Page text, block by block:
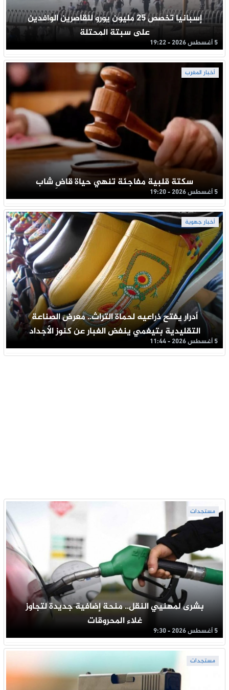
إسبانيا تخصص 25 مليون يورو للقاصرين الوافدين
على سبتة المحتلة
5 أغسطس 2026 - 19:22
أخبار المغرب
سكتة قلبية مفاجئة تنهي حياة قاضِ شاب
5 أغسطس 2026 - 19:20
أخبار جهوية
أدرار يفتح ذراعيه لحماة التراث.. معرض الصناعة
التقليدية بتيغمي ينفض الغبار عن كنوز الأجداد
5 أغسطس 2026 - 11:44
مستجدات
بشرى لمهنيي النقل.. منحة إضافية جديدة لتجاوز
غلاء المحروقات
5 أغسطس 2026 - 9:30
مستجدات